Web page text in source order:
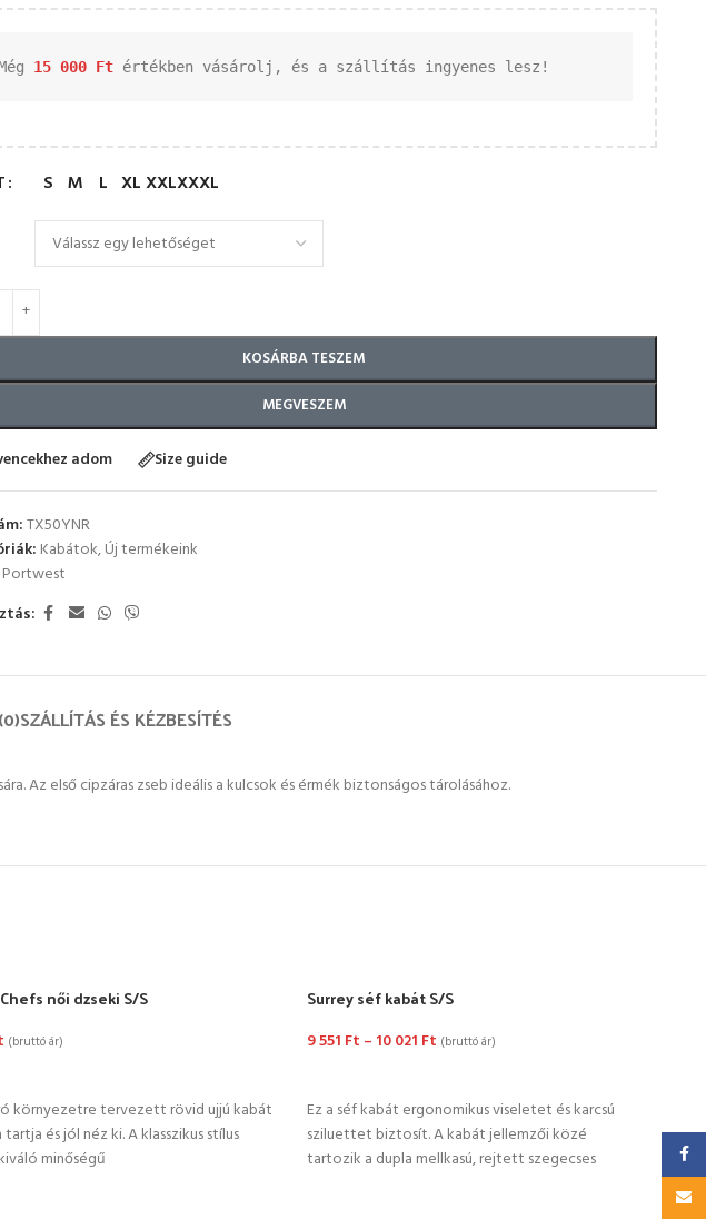
15 000 Ft értékben vásárolj, és a szállítás ingyenes lesz!
S M L XLXXLXXXL
KOSÁRBA TESZEM
MEGVESZEM
adom Size guide
TX50YNR
Kabátok,Új termékeink
Portwest
SZÁLLÍTÁS ÉS KÉZBESÍTÉS
Az első cipzáras zseb ideális a kulcsok és érmék biztonságos tárolásához.
női dzseki S/S
(bruttó ár)
környezetre tervezett rövid ujjú kabát
és jól néz ki. A klasszikus stílus
minőségű
Surrey séf kabát S/S
9 551 Ft – 10 021 Ft (bruttó ár)
Ez a séf kabát ergonomikus viseletet és karcsú
sziluettet biztosít. A kabát jellemzői közé
tartozik a dupla mellkasú, rejtett szegecses
a
Email